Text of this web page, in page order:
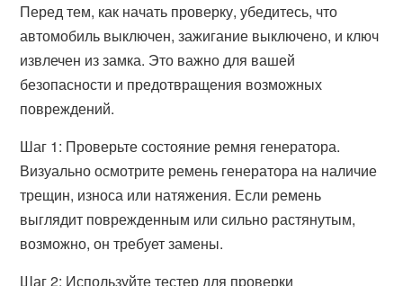
Перед тем, как начать проверку, убедитесь, что
автомобиль выключен, зажигание выключено, и ключ
извлечен из замка. Это важно для вашей
безопасности и предотвращения возможных
повреждений.
Шаг 1: Проверьте состояние ремня генератора.
Визуально осмотрите ремень генератора на наличие
трещин, износа или натяжения. Если ремень
выглядит поврежденным или сильно растянутым,
возможно, он требует замены.
Шаг 2: Используйте тестер для проверки